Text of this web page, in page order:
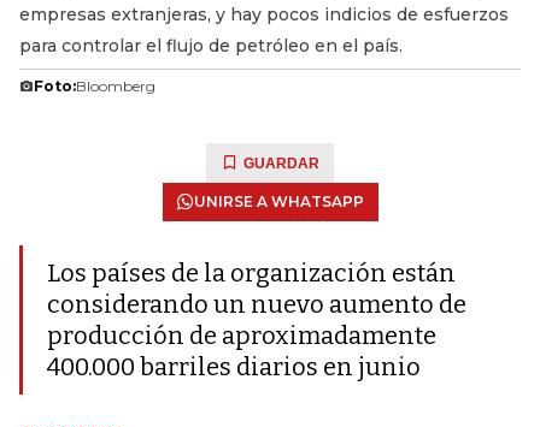
empresas extranjeras, y hay pocos indicios de esfuerzos
para controlar el flujo de petróleo en el país.
Foto:Bloomberg
GUARDAR
UNIRSE A WHATSAPP
Los países de la organización están
considerando un nuevo aumento de
producción de aproximadamente
400.000 barriles diarios en junio